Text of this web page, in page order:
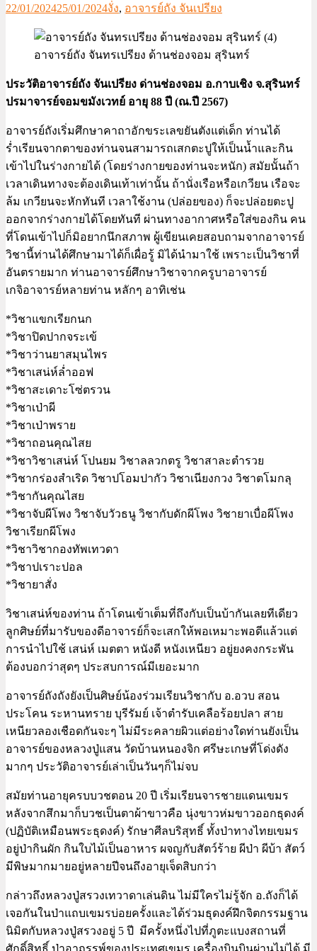
22/01/202425/01/2024งั่ง, อาจารย์ถัง จันเปรียง
อาจารย์ถัง จันทรเปรียง ด้านช่องจอม สุรินทร์
ประวัติอาจารย์ถัง จันเปรียง ด่านช่องจอม อ.กาบเชิง จ.สุรินทร์
ปรมาจารย์จอมขมังเวทย์ อายุ 88 ปี (ณ.ปี 2567)
อาจารย์ถังเริ่มศึกษาคาถาอักขระเลขยันตังแต่เด็ก ท่านได้
ร่ำเรียนจากตาของท่านจนสามารถเสกตะปูให้เป็นน้ำและกิน
เข้าไปในร่างกายได้ (โดยร่างกายของท่านจะหนัก) สมัยนั้นถ้า
เวลาเดินทางจะต้องเดินเท้าเท่านั้น ถ้านั่งเรือหรือเกวียน เรือจะ
ล้ม เกวียนจะหักทันที เวลาใช้งาน (ปล่อยของ) ก็จะปล่อยตะปู
ออกจากร่างกายได้โดยทันที ผ่านทางอากาศหรือใส่ของกิน คน
ที่โดนเข้าไปก็มิอยากนึกสภาพ ผู้เขียนเคยสอบถามจากอาจารย์
วิชานี้ท่านได้ศึกษามาได้ก็เผื่อรู้ มิได้นำมาใช้ เพราะเป็นวิชาที่
อันตรายมาก ท่านอาจารย์ศึกษาวิชาจากครูบาอาจารย์
เกจิอาจารย์หลายท่าน หลักๆ อาทิเช่น
*วิชาแขกเรียกนก
*วิชาปิดปากจระเข้
*วิชาว่านยาสมุนไพร
*วิชาเสน่ห์ล่ำออฟ
*วิชาสะเดาะโซ่ตรวน
*วิชาเป่าผี
*วิชาเป่าพราย
*วิชาถอนคุณไสย
*วิชาวิชาเสน่ห์ โปนยม วิชาลลวกตรู วิชาสาละตำรวย
*วิชากร่องสำเริด วิชาปโอมปากัว วิชาเนียงกวง วิชาตโมกลุ
*วิชากันคุณไสย
*วิชาจับผีโพง วิชาจับวัวธนู วิชากับดักผีโพง วิชายาเบื่อผีโพง
วิชาเรียกผีโพง
*วิชาวิชากองทัพเทวดา
*วิชาปเราะปอล
*วิชายาสั่ง
วิชาเสน่ห์ของท่าน ถ้าโดนเข้าเต็มที่ถึงกับเป็นบ้ากันเลยทีเดียว
ลูกศิษย์ที่มารับของดีอาจารย์ก็จะเสกให้พอเหมาะพอดีแล้วแต่
การนำไปใช้ เสน่ห์ เมตตา หนังดี หนังเหนียว อยู่ยงคงกระพัน
ต้องบอกว่าสุดๆ ประสบการณ์มีเยอะมาก
อาจารย์ถังถังยังเป็นศิษย์น้องร่วมเรียนวิชากับ อ.อวบ สอน
ประโคน ระหานทราย บุรีรัมย์ เจ้าตำรับเคลือร้อยปลา สาย
เหนียวลองเชือดกันจะๆ ไม่มีระคลายผิวแต่อย่างใดท่านยังเป็น
อาจารย์ของหลวงปู่แสน วัดบ้านหนองจิก ศรีษะเกษที่โด่งดัง
มากๆ ประวัติอาจารย์เล่าเป็นวันๆก็ไม่จบ
สมัยท่านอายุครบบวชตอน 20 ปี เริ่มเรียนจารชายแดนเขมร
หลังจากสึกมาก็บวชเป็นตาผ้าขาวคือ นุ่งขาวห่มขาวออกธุดงค์
(ปฏิบัติเหมือนพระธุดงค์) รักษาศีลบริสุทธิ์ ทั้งป่าทางไทยเขมร
อยู่ป่ากินผัก กินใบไม้เป็นอาหาร ผจญกับสัตว์ร้าย ผีป่า ผีบ้า สัตว์
มีพิษมากมายอยู่หลายปีจนถึงอายุเจ็ดสิบกว่า
กล่าวถึงหลวงปู่สรวงเทวาดาเล่นดิน ไม่มีใครไม่รู้จัก อ.ถังก็ได้
เจอกันในป่าแถบเขมรบ่อยครั้งและได้ร่วมธุดงค์ฝึกจิตกรรมฐาน
นิมิตกับหลวงปู่สรวงอยู่ 5 ปี มีครั้งหนึ่งไปที่ภูตะแบงสถานที่